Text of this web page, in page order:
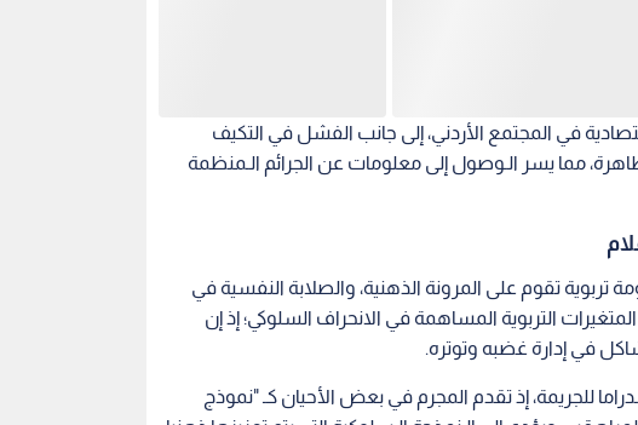
في المجتمع الأردني، إلى جانب الفشل في التكيف
مما يسر الـوصول إلى معلومات عن الجرائم الـمنظمة
تقوم على المرونة الذهنية، والصلابة النفسية في
التربوية المساهمة في الانحراف السلوكي؛ إذ إن
في إدارة غضبه وتوتره.
للجريمة، إذ تقدم المجرم في بعض الأحيان كـ "نموذج